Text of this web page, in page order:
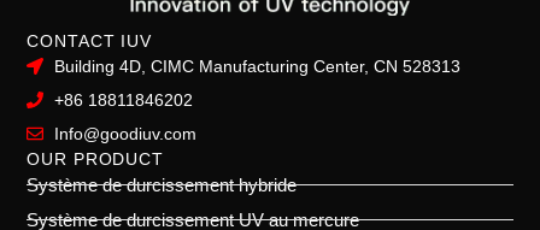
CONTACT IUV
Building 4D, CIMC Manufacturing Center, CN 528313
+86 18811846202
Info@goodiuv.com
OUR PRODUCT
Système de durcissement hybride
Système de durcissement UV au mercure